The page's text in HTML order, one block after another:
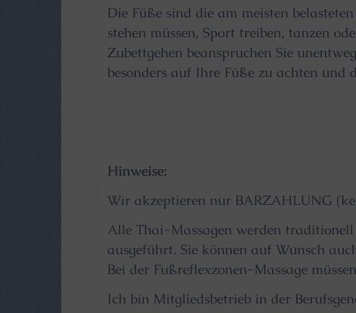
Die Füße sind die am meisten
stehen müssen, Sport treiben, tanzen
Zubettgehen beanspruchen Sie
besonders auf Ihre Füße zu achten und
Hinweise:
Wir akzeptieren nur BARZAHLUNG
Alle Thai-Massagen werden
ausgeführt. Sie können auf Wunsch
Bei der Fußreflexzonen-Massage
Ich bin Mitgliedsbetrieb in der